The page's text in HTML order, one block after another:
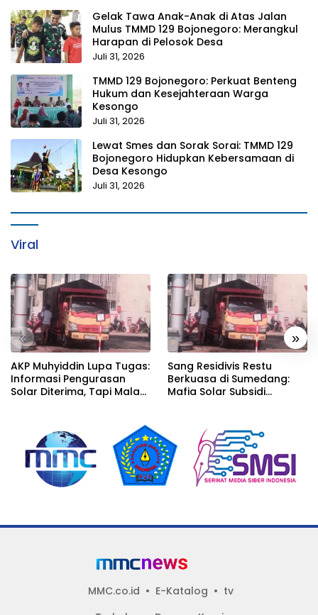
Gelak Tawa Anak-Anak di Atas Jalan
Mulus TMMD 129 Bojonegoro: Merangkul
Harapan di Pelosok Desa
Juli 31, 2026
TMMD 129 Bojonegoro: Perkuat Benteng
Hukum dan Kesejahteraan Warga
Kesongo
Juli 31, 2026
Lewat Smes dan Sorak Sorai: TMMD 129
Bojonegoro Hidupkan Kebersamaan di
Desa Kesongo
Juli 31, 2026
Viral
« »
AKP Muhyiddin Lupa Tugas:
Informasi Pengurasan
Solar Diterima, Tapi Malah
Sang Residivis Restu
Berkuasa di Sumedang:
Mafia Solar Subsidi
Bungkam
MMC.co.id E-Katalog
tv